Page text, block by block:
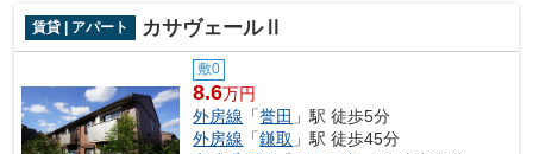
賃貸 | アパート カサヴェールⅡ
敷0
8.6万円
外房線 「誉田 」駅 徒歩5分
外房線 「鎌取 」駅 徒歩45分